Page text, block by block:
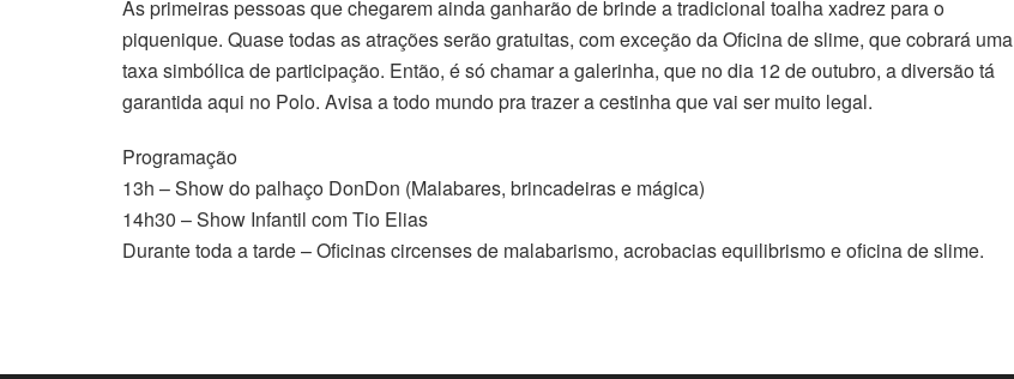
As primeiras pessoas que chegarem ainda ganharão de brinde a tradicional toalha xadrez para o
piquenique. Quase todas as atrações serão gratuitas, com exceção da Oficina de slime, que cobrará uma
taxa simbólica de participação. Então, é só chamar a galerinha, que no dia 12 de outubro, a diversão tá
garantida aqui no Polo. Avisa a todo mundo pra trazer a cestinha que vai ser muito legal.
Programação
13h – Show do palhaço DonDon (Malabares, brincadeiras e mágica)
14h30 – Show Infantil com Tio Elias
Durante toda a tarde – Oficinas circenses de malabarismo, acrobacias equilibrismo e oficina de slime.